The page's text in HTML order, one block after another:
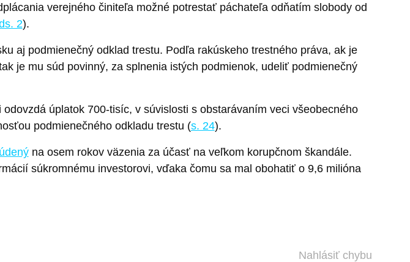
verejného činiteľa možné potrestať páchateľa odňatím slobody od
2).
aj podmienečný odklad trestu. Podľa rakúskeho trestného práva, ak je
je mu súd povinný, za splnenia istých podmienok, udeliť podmienečný
úplatok 700-tisíc, v súvislosti s obstarávaním veci všeobecného
podmienečného odkladu trestu (s. 24).
na osem rokov väzenia za účasť na veľkom korupčnom škandále.
súkromnému investorovi, vďaka čomu sa mal obohatiť o 9,6 milióna
Nahlásiť chybu